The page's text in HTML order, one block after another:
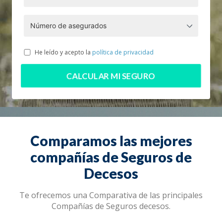
He leído y acepto la política de privacidad
CALCULAR MI SEGURO
Comparamos las mejores
compañías de Seguros de
Decesos
Te ofrecemos una Comparativa de las principales
Compañías de Seguros decesos.